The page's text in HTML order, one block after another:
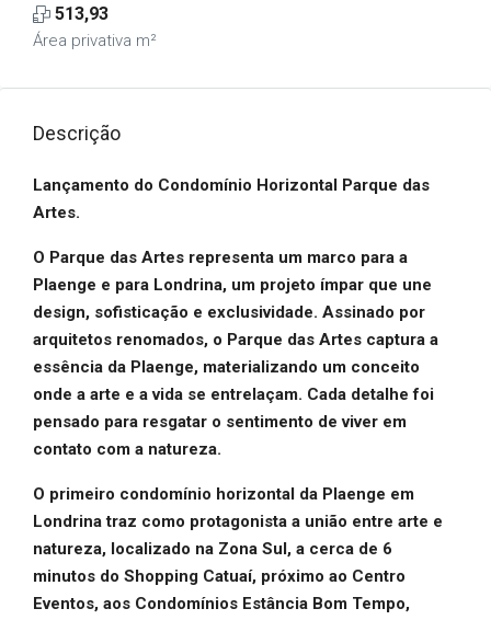
513,93
Área privativa m²
Descrição
Lançamento do Condomínio Horizontal Parque das
Artes.
O Parque das Artes representa um marco para a
Plaenge e para Londrina, um projeto ímpar que une
design, sofisticação e exclusividade. Assinado por
arquitetos renomados, o Parque das Artes captura a
essência da Plaenge, materializando um conceito
onde a arte e a vida se entrelaçam. Cada detalhe foi
pensado para resgatar o sentimento de viver em
contato com a natureza.
O primeiro condomínio horizontal da Plaenge em
Londrina traz como protagonista a união entre arte e
natureza, localizado na Zona Sul, a cerca de 6
minutos do Shopping Catuaí, próximo ao Centro
Eventos, aos Condomínios Estância Bom Tempo,